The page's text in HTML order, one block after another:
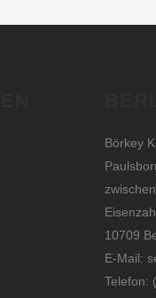
Börkey
10709
E-Mail:
Telefon: